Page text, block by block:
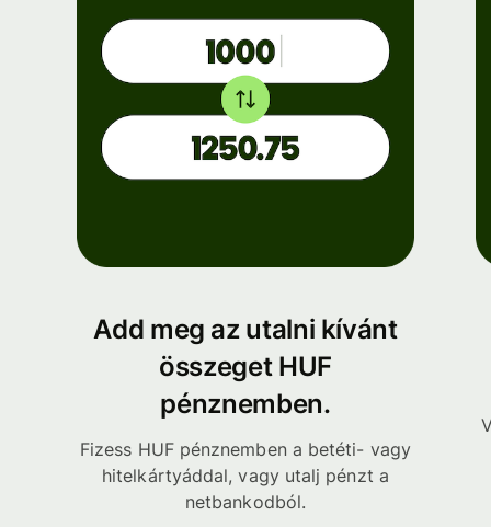
Add meg az utalni kívánt
összeget HUF
pénznemben.
Fizess HUF pénznemben a betéti- vagy
hitelkártyáddal, vagy utalj pénzt a
netbankodból.